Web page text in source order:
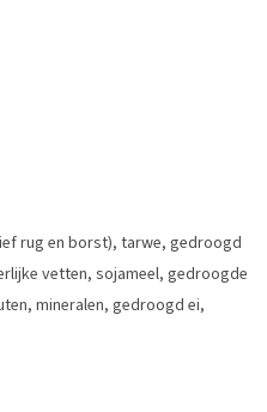
rug en borst), tarwe, gedroogd
vetten, sojameel, gedroogde
mineralen, gedroogd ei,